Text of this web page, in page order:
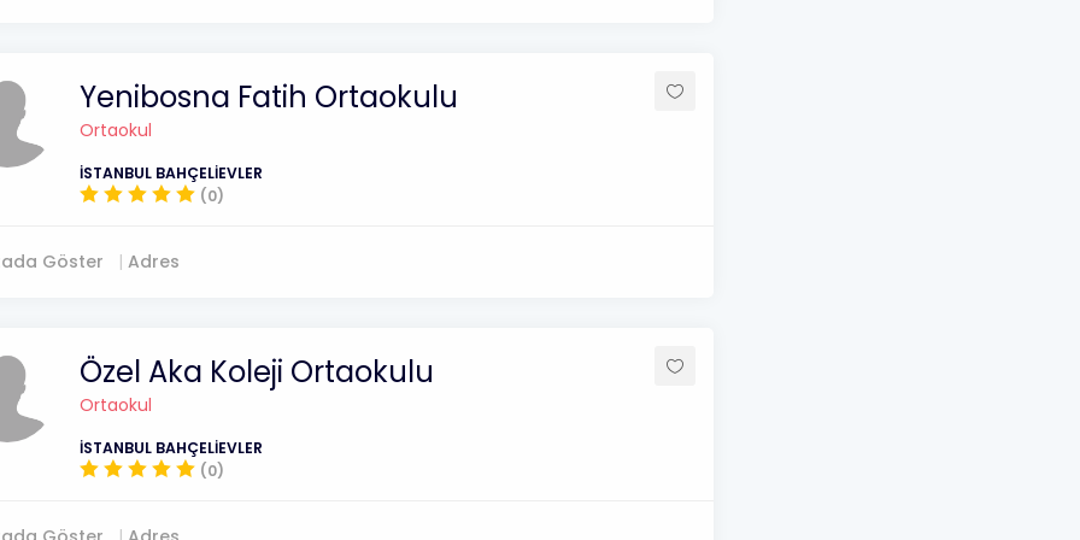
Yenibosna Fatih Ortaokulu
Ortaokul
İSTANBUL BAHÇELİEVLER
(0)
Göster Adres
Özel Aka Koleji Ortaokulu
Ortaokul
İSTANBUL BAHÇELİEVLER
(0)